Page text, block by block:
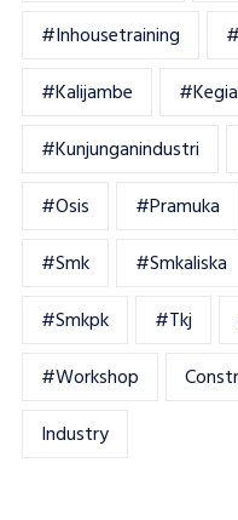
#inhousetraining
#kalijambe
#kunjunganindustri
#osis
#pramuka
#smk
#smkaliska
#smkpk
#tkj
#workshop
Industry